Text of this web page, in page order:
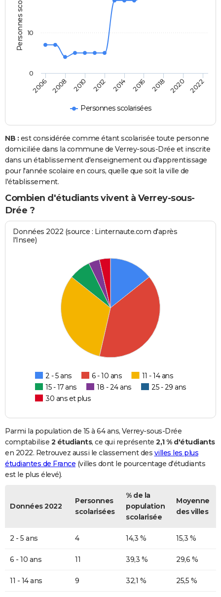
Personnes scolarisées
2006 2008 2010 2012 2014 2016 2018 2020 2022
0
10
NB : est considérée comme étant scolarisée toute personne
domiciliée dans la commune de Verrey-sous-Drée et inscrite
dans un établissement d'enseignement ou d'apprentissage
pour l'année scolaire en cours, quelle que soit la ville de
l'établissement.
Combien d'étudiants vivent à Verrey-sous-
Drée ?
Données 2022 (source : Linternaute.com d'après
l'Insee)
2 - 5 ans 6 - 10 ans
11 - 14 ans
15 - 17 ans
18 - 24 ans
25 - 29 ans
30 ans et plus
Parmi la population de 15 à 64 ans, Verrey-sous-Drée
comptabilise 2 étudiants, ce qui représente 2,1 % d'étudiants
en 2022. Retrouvez aussi le classement des villes les plus
étudiantes de France (villes dont le pourcentage d'étudiants
est le plus élevé).
Données 2022
Personnes
scolarisées
% de la
population
scolarisée
Moyenne
des villes
2 - 5 ans 4 14,3 % 15,3 %
6 - 10 ans 11 39,3 % 29,6 %
11 - 14 ans 9 32,1 % 25,5 %